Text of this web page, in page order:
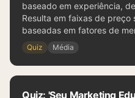
baseado em experiência,
Resulta em faixas de
baseadas em fatores de
Quiz Média
Quiz: 'Seu Marketing